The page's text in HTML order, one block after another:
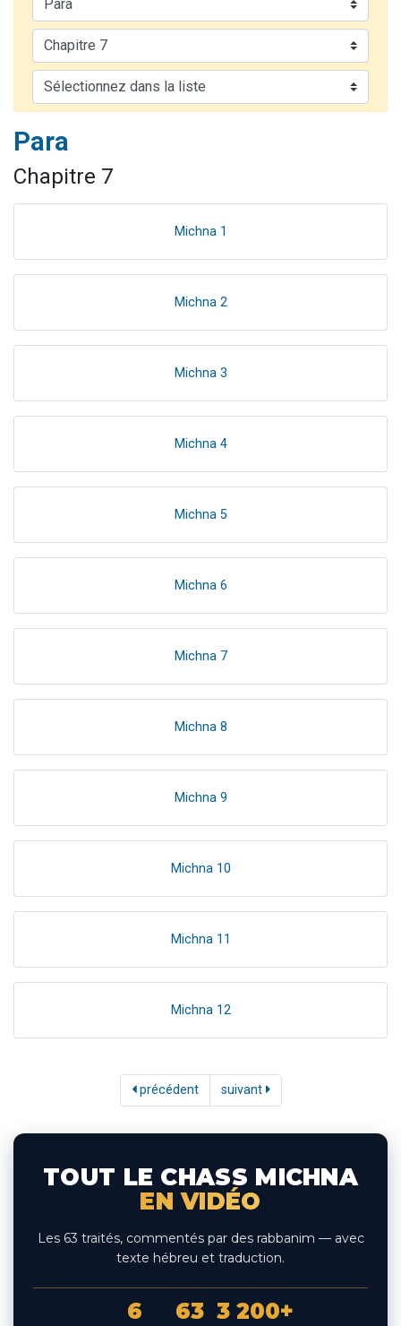
30 personnes viennent de faire un don pour Sauvez la jambe de Yohan
Il reste 49 places pour étudier en groupe sur Zoom
12 nouvelles musiques dans Torah-Box Music
Para
Chapitre 7
Michna 1
Michna 2
Michna 3
Michna 4
Michna 5
Michna 6
Michna 7
Michna 8
Michna 9
Michna 10
Michna 11
Michna 12
précédent suivant
TOUT LE CHASS MICHNA
EN VIDÉO
Les 63 traités, commentés par des rabbanim — avec
texte hébreu et traduction.
6 63 3 200+